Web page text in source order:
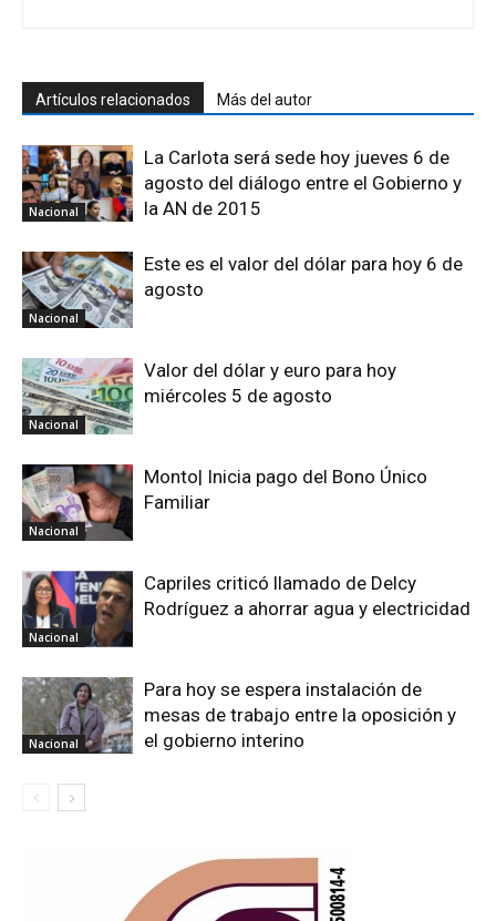
Artículos relacionados Más del autor
Nacional
La Carlota será sede hoy jueves 6 de
agosto del diálogo entre el Gobierno y
la AN de 2015
Nacional
Este es el valor del dólar para hoy 6 de
agosto
Nacional
Valor del dólar y euro para hoy
miércoles 5 de agosto
Nacional
Monto| Inicia pago del Bono Único
Familiar
Nacional
Capriles criticó llamado de Delcy
Rodríguez a ahorrar agua y electricidad
Nacional
Para hoy se espera instalación de
mesas de trabajo entre la oposición y
el gobierno interino